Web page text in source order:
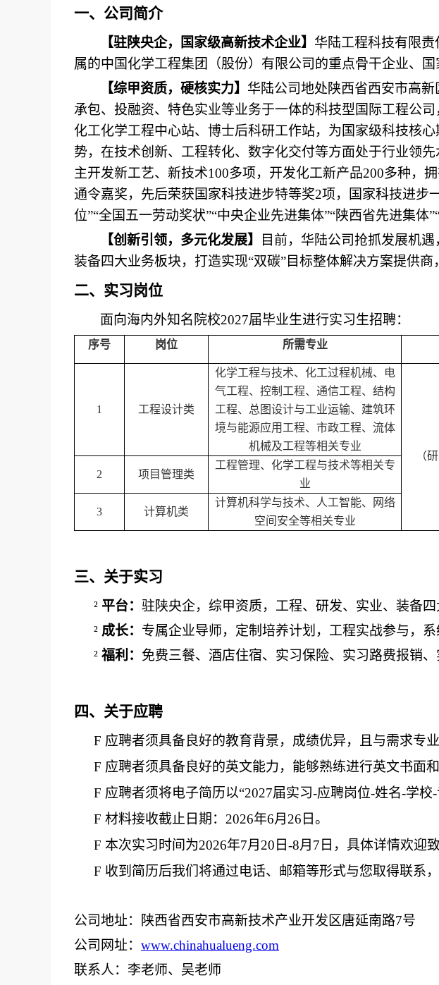
一、公司简介
【驻陕央企， 国家级高新技术企业】 华陆工程科技有限
属的中国化学工程集团（股份）有限公司的重点骨干企业、
【综甲资质， 硬核实力】 华陆公司地处陕西省西安市高新
承包、投融资、特色实业等业务于一体的科技型国际工程公
化工化学工程中心站、博士后科研工作站，为国家级科技核
势，在技术创新、工程转化、数字化交付等方面处于行业领
主开发新工艺、新技术100多项，开发化工新产品200多种，
通令嘉奖，先后荣获国家科技进步特等奖2项，国家科技进
位”“全国五一劳动奖状”“中央企业先进集体”“陕西省先进集体”
【创新引领，多元化发展】
目前，华陆公司抢抓发展机
装备四大业务板块，打造实现“双碳”目标整体解决方案提供商
二、实习岗位
面向海内外知名院校2027届毕业生进行实习生招聘：
序号 岗位 所需专业
1 工程设计类
化学工程与技术、 化工过程机械、
电
气工程、控制工程、通信工程、结构
工程、总图设计与工业运输、建筑环
境与能源应用工程、市政工程、流体
机械及工程等相关专业
（
2
项目管理类
工程管理、化学工程与技术等相关专
业
3 计算机类
计算机科学与技术、人工智能、网络
空间安全等相关专业
三、关于实习
² 平台： 驻陕央企， 综甲资质， 工程、研发、实业、装备
² 成长： 专属企业导师，定制培养计划，工程实战参与，系
² 福利： 免费三餐、酒店住宿、实习保险、实习路费报销、
四、关于应聘
F 应聘者须具备良好的教育背景，成绩优异，且与需求专
F 应聘者须具备良好的英文能力，能够熟练进行英文书面
F 应聘者须将电子简历以“2027届实习-应聘岗位-姓名-学校
F 材料接收截止日期： 2026年6月 26 日。
F 本次实习时间为2026年7月 20 日-8月 7 日，具体详情欢迎
F 收到简历后我们将通过电话、邮箱等形式与您取得联系
公司地址：陕西省西安市高新技术产业开发区唐延南路7号
公司网址： www.chinahualueng.com
联系人： 李老师、 吴老师